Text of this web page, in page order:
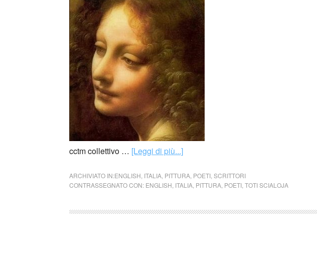
cctm collettivo … [Leggi di più...]
ARCHIVIATO IN:ENGLISH ITALIA PITTURA POETI SCRITTORI
CONTRASSEGNATO CON: ENGLISH ITALIA PITTURA POETI TOTI SCIALOJA